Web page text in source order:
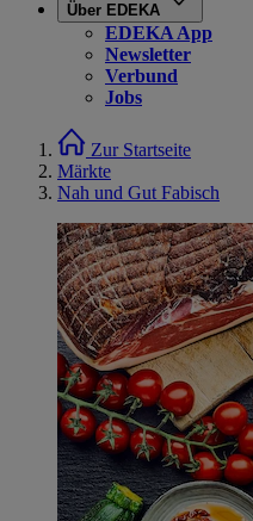
Über EDEKA
EDEKA App
Newsletter
Verbund
Jobs
Zur Startseite
Märkte
Nah und Gut Fabisch